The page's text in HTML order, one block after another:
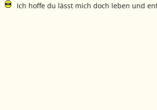
Ich hoffe du lässt mich doch leben und